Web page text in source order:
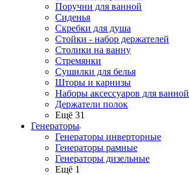
Поручни для ванной
Сиденья
Скребки для душа
Стойки - набор держателей
Столики на ванну
Стремянки
Сушилки для белья
Шторы и карнизы
Наборы аксессуаров для ванной
Держатели полок
Ещё 31
Генераторы
Генераторы инверторные
Генераторы рамные
Генераторы дизельные
Ещё 1